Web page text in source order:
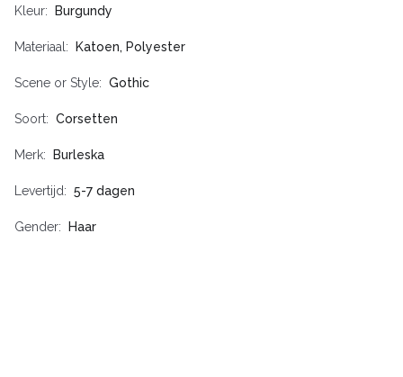
Kleur Burgundy
Materiaal Katoen, Polyester
Scene or Style Gothic
Soort Corsetten
Merk Burleska
Levertijd 5-7 dagen
Gender Haar